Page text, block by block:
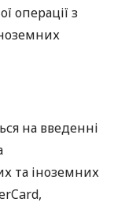
операції з
на введенні
та іноземних